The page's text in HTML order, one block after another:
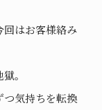
回はお客様絡み
。
つ気持ちを転換